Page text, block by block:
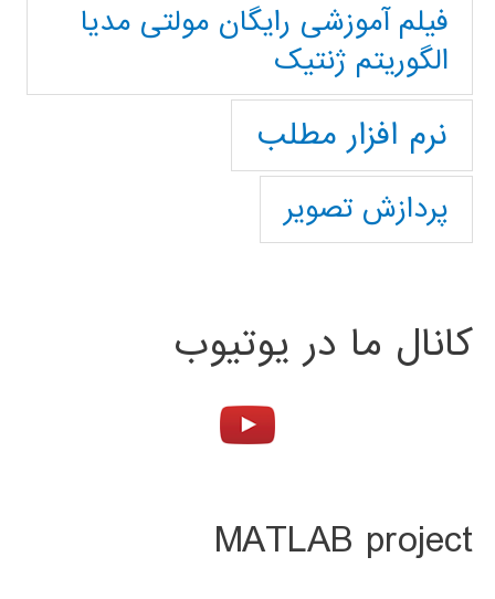
فیلم آموزشی رایگان مولتی مدیا
الگوریتم ژنتیک
نرم افزار مطلب
پردازش تصویر
کانال ما در یوتیوب
MATLAB project